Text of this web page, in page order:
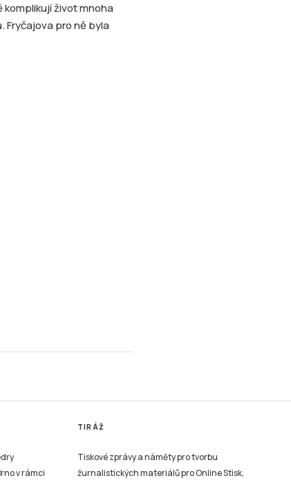
život mnoha
Fryčajova pro ně byla
v rámci
TIRÁŽ
Tiskové zprávy a náměty pro tvorbu
žurnalistických materiálů pro Online Stisk,